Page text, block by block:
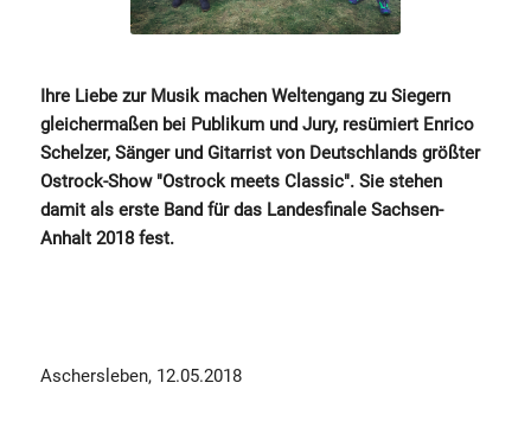
Ihre Liebe zur Musik machen Weltengang zu Siegern
gleichermaßen bei Publikum und Jury, resümiert Enrico
Schelzer, Sänger und Gitarrist von Deutschlands größter
Ostrock-Show "Ostrock meets Classic". Sie stehen
damit als erste Band für das Landesfinale Sachsen-
Anhalt 2018 fest.
Aschersleben, 12.05.2018